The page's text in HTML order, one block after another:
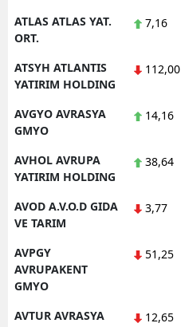
ATLAS ATLAS YAT.
ORT.
7,16
ATSYH ATLANTIS
YATIRIM HOLDING
112,00
AVGYO AVRASYA
GMYO
14,16
AVHOL AVRUPA
YATIRIM HOLDING
38,64
AVOD A.V.O.D GIDA
VE TARIM
3,77
AVPGY
AVRUPAKENT
GMYO
51,25
AVTUR AVRASYA
12,65